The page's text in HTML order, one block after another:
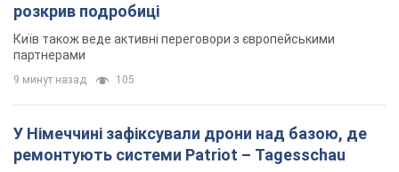
розкрив подробиці
Київ також веде активні переговори з європейськими
партнерами
9 минут назад 105
У Німеччині зафіксували дрони над базою, де
ремонтують системи Patriot – Tagesschau